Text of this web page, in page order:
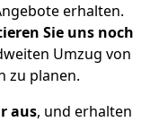
erhalten.
Sie uns noch
Umzug von
zu planen.
aus, und erhalten